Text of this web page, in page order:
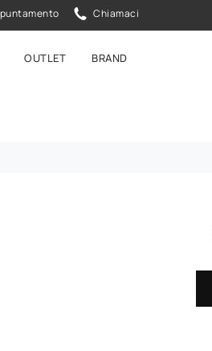
Chiamaci
OUTLET BRAND